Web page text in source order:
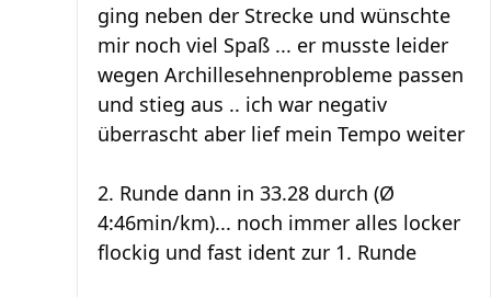
ging neben der Strecke und wünschte
mir noch viel Spaß ... er musste leider
wegen Archillesehnenprobleme passen
und stieg aus .. ich war negativ
überrascht aber lief mein Tempo weiter
2. Runde dann in 33.28 durch (Ø
4:46min/km)... noch immer alles locker
flockig und fast ident zur 1. Runde